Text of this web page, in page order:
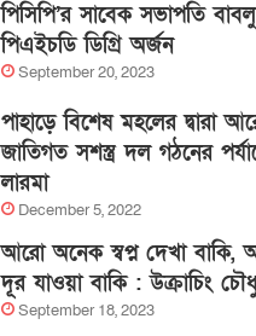
পিসিপি’র সাবেক সভাপতি
পিএইচডি ডিগ্রি অর্জন
September 20, 2023
পাহাড়ে বিশেষ মহলের দ্বারা
জাতিগত সশস্ত্র দল গঠনের
লারমা
December 5, 2022
আরো অনেক স্বপ্ন দেখা
দূর যাওয়া বাকি : উক্রাচিং
September 18, 2023